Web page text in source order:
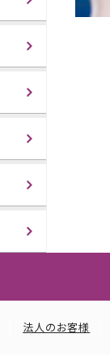
法人のお客様